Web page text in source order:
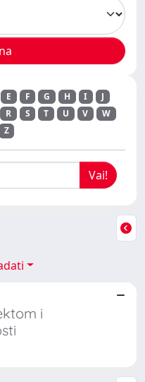
E F G H I
J
R S T U V
W
Z
i